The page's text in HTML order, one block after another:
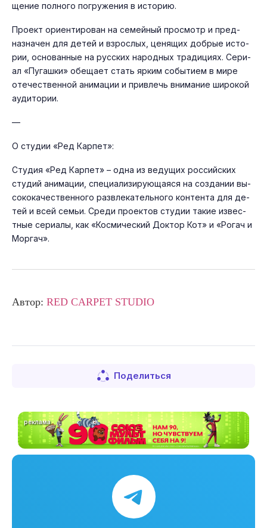
щение пол­но­го пог­ру­жения в ис­то­рию.
Про­ект ори­ен­ти­рован на се­мей­ный прос­мотр и пред­
назна­чен для де­тей и взрос­лых, це­нящих доб­рые ис­то­
рии, ос­но­ван­ные на рус­ских на­род­ных тра­дици­ях. Се­ри­
ал «Пу­гаш­ки» обе­ща­ет стать яр­ким со­быти­ем в ми­ре
оте­чес­твен­ной ани­мации и прив­лечь вни­мание ши­рокой
а­уди­тории.
—
О сту­дии «Ред Кар­пет»:
Сту­дия «Ред Кар­пет» – од­на из ве­дущих рос­сий­ских
сту­дий ани­мации, спе­ци­али­зиру­юща­яся на соз­да­нии вы­
соко­качес­твен­но­го раз­вле­катель­но­го кон­тента для де­
тей и всей семьи. Сре­ди про­ек­тов сту­дии та­кие из­вес­
тные се­ри­алы, как «Кос­ми­чес­кий Док­тор Кот» и «Ро­гач и
Мор­гач».
Автор: RED CARPET STUDIO
Поделиться
реклама